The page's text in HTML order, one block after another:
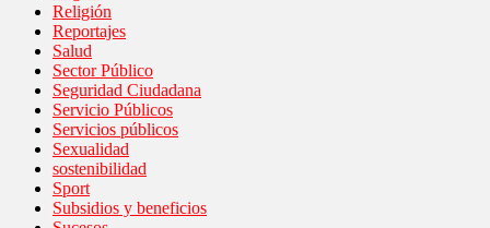
Religión
Reportajes
Salud
Sector Público
Seguridad Ciudadana
Servicio Públicos
Servicios públicos
Sexualidad
sostenibilidad
Sport
Subsidios y beneficios